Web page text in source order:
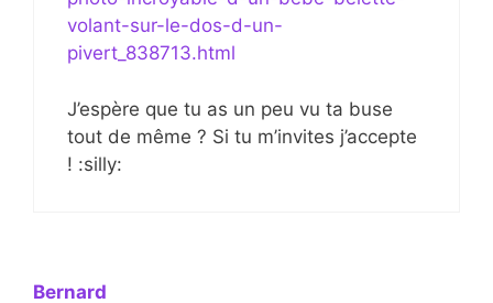
volant-sur-le-dos-d-un-
pivert_838713.html
J’espère que tu as un peu vu ta buse
tout de même ? Si tu m’invites j’accepte
! :silly:
Bernard